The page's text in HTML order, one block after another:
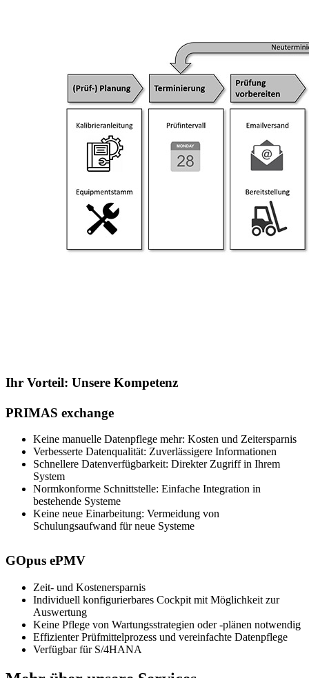
Ihr Vorteil: Unsere Kompetenz
PRIMAS exchange
Keine manuelle Datenpflege mehr: Kosten und Zeitersparnis
Verbesserte Datenqualität: Zuverlässigere Informationen
Schnellere Datenverfügbarkeit: Direkter Zugriff in Ihrem
System
Normkonforme Schnittstelle: Einfache Integration in
bestehende Systeme
Keine neue Einarbeitung: Vermeidung von
Schulungsaufwand für neue Systeme
GOpus ePMV
Zeit- und Kostenersparnis
Individuell konfigurierbares Cockpit mit Möglichkeit zur
Auswertung
Keine Pflege von Wartungsstrategien oder -plänen notwendig
Effizienter Prüfmittelprozess und vereinfachte Datenpflege
Verfügbar für S/4HANA